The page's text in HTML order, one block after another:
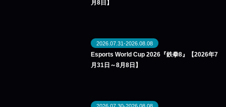
月8日】
2026.07.31-2026.08.08
Esports World Cup 2026『鉄拳8』【2026年7
月31日～8月8日】